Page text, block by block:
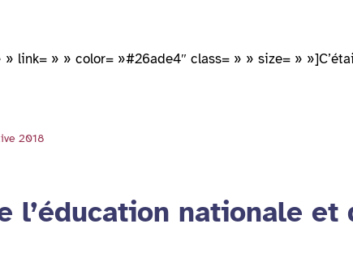
» » color= »#26ade4″ class= » » size= »
2018
l’éducation nationale